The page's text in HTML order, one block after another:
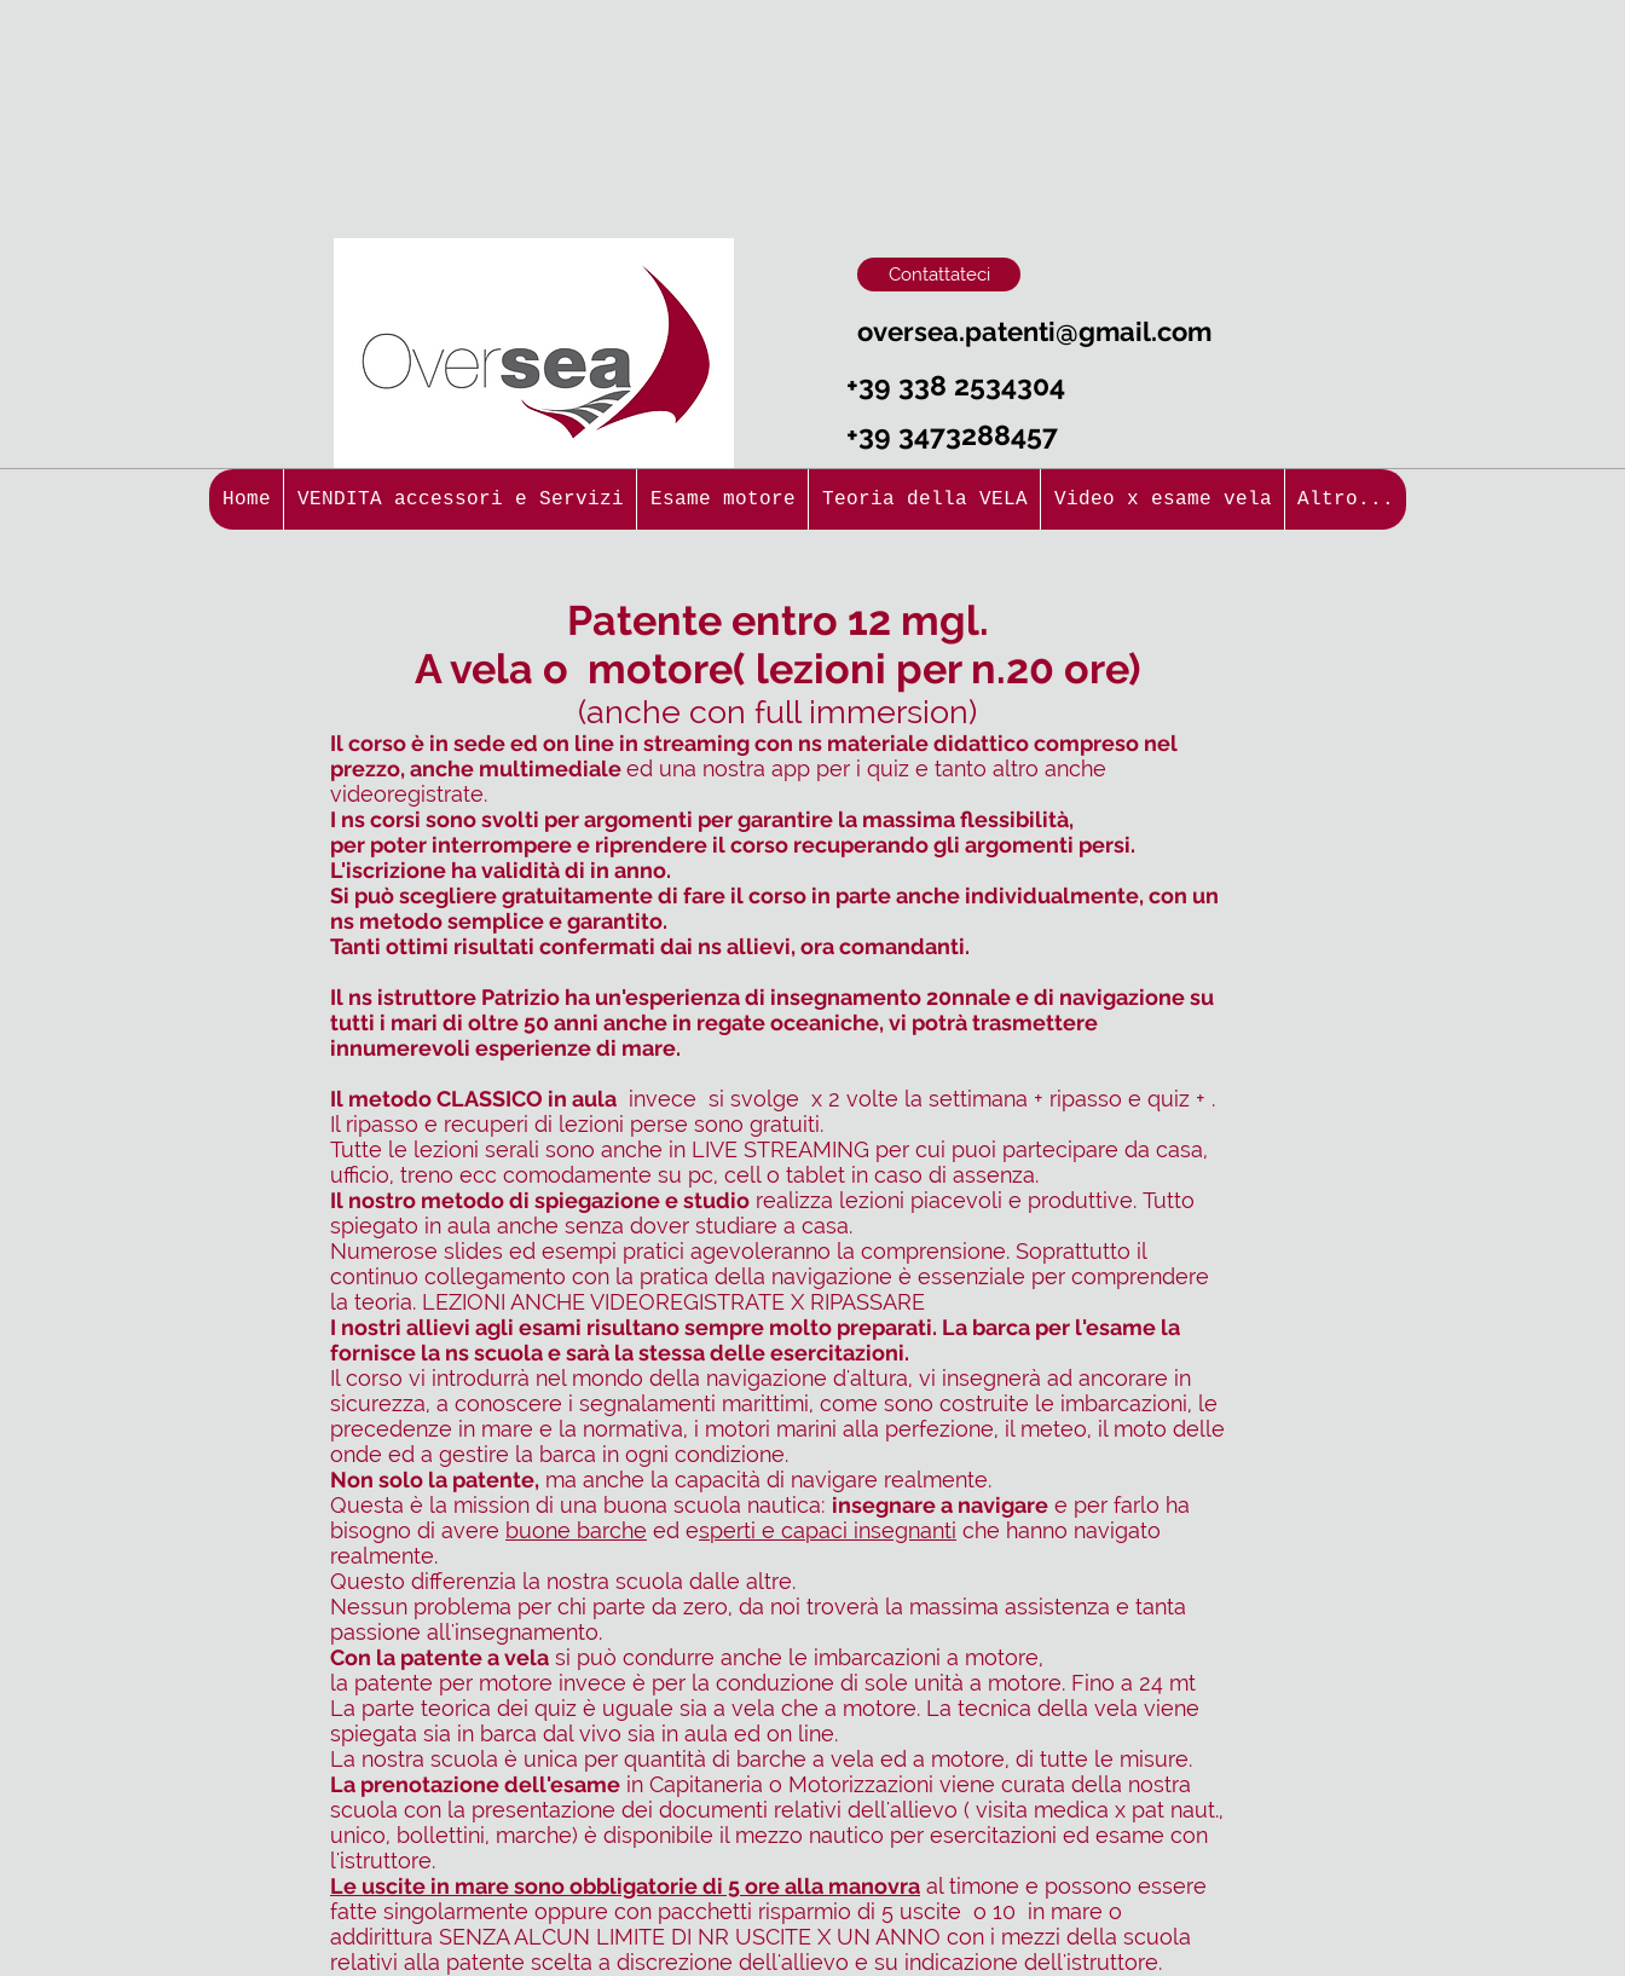
Contattateci
oversea.patenti@gmail.com
+39 338 2534304
+39 3473288457
Home VENDITA accessori e Servizi Esame motore Teoria della VELA Video x esame vela Patente D1 -D2 quiz Altro
Patente entro 12 mgl.
A vela o motore( lezioni per n.20 ore)
(anche con full immersion)
Il corso è in sede ed on line in streaming con ns materiale didatticocompreso nel
prezzo, anche multimedialeed una nostra app per i quiz e tanto altro anche
videoregistrate.
I ns corsi sono svolti per argomenti per garantire la massima flessibilità,
per poter interrompere e riprendere il corso recuperando gli argomenti persi.
L'iscrizione ha validità di in anno.
Si può scegliere gratuitamente di fare il corso in parte anche individualmente, con un
ns metodo semplice e garantito.
Tanti ottimi risultati confermati dai ns allievi, ora comandanti.
Il ns istruttore Patrizio ha un'esperienza di insegnamento 20nnale e di navigazione su
tutti i mari di oltre 50 anni anche in regate oceaniche, vi potrà trasmettere
innumerevoli esperienze di mare.
Il metodo CLASSICO in aula invece si svolge x 2 volte la settimana + ripasso e quiz + .
Il ripasso e recuperi di lezioni perse sono gratuiti.
Tutte le lezioni serali sono anche in LIVE STREAMING per cui puoi partecipare da casa,
ufficio, treno ecc comodamente su pc, cell o tablet in caso di assenza.
Il nostro metodo di spiegazione e studio realizza lezioni piacevoli e produttive. Tutto
spiegato in aula anche senza dover studiare a casa.
Numerose slides ed esempi pratici agevoleranno la comprensione. Soprattutto il
continuo collegamento con la pratica della navigazione è essenziale per comprendere
la teoria. LEZIONI ANCHE VIDEOREGISTRATE X RIPASSARE
I nostri allievi agli esami risultano sempre molto preparati. La barca per l'esame la
fornisce la ns scuola e sarà la stessa delle esercitazioni.
Il corso vi introdurrà nel mondo della navigazione d'altura, vi insegnerà ad ancorare in
sicurezza, a conoscere i segnalamenti marittimi, come sono costruite le imbarcazioni, le
precedenze in mare e la normativa, i motori marini alla perfezione, il meteo, il moto delle
onde ed a gestire la barca in ogni condizione.
Non solo la patente, ma anche la capacità di navigare realmente.
Questa è la mission di una buona scuola nautica: insegnare a navigare e per farlo ha
bisogno di avere buone barche ed esperti e capaci insegnanti che hanno navigato
realmente.
Questo differenzia la nostra scuola dalle altre.
Nessun problema per chi parte da zero, da noi troverà la massima assistenza e tanta
passione all'insegnamento.
Con la patente a vela si può condurre anche le imbarcazioni a motore,
la patente per motore invece è per la conduzione di sole unità a motore. Fino a 24 mt
La parte teorica dei quiz è uguale sia a vela che a motore. La tecnica della vela viene
spiegata sia in barca dal vivo sia in aula ed on line.
La nostra scuola è unica per quantità di barche a vela ed a motore, di tutte le misure.
La prenotazione dell'esame in Capitaneria o Motorizzazioni viene curata della nostra
scuola con la presentazione dei documenti relativi dell'allievo ( visita medica x pat naut.,
unico, bollettini, marche) è disponibile il mezzo nautico per esercitazioni ed esame con
l'istruttore.
Le uscite in mare sono obbligatorie di 5 ore alla manovra al timone e possono essere
fatte singolarmente oppure con pacchetti risparmio di 5 uscite o 10 in mare o
addirittura SENZA ALCUN LIMITE DI NR USCITE X UN ANNO con i mezzi della scuola
relativi alla patente scelta a discrezione dell'allievo e su indicazione dell'istruttore.
Home VENDITA accessori e Servizi Esame motore Teoria della VELA Video x esame vela Altro...